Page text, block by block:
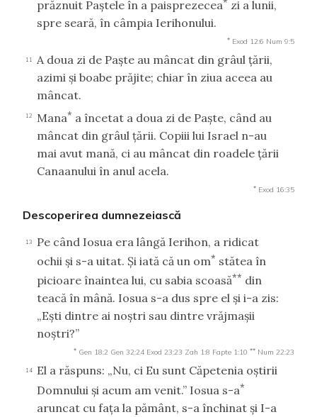
prăznuit Paştele în a paisprezecea zi a lunii,
spre seară, în câmpia Ierihonului.
* Exod 12:6 Num 9:5
11
A doua zi de Paşte au mâncat din grâul ţării,
azimi şi boabe prăjite; chiar în ziua aceea au
mâncat.
12 Mana* a încetat a doua zi de Paşte, când au
mâncat din grâul ţării. Copiii lui Israel n-au
mai avut mană, ci au mâncat din roadele ţării
Canaanului în anul acela.
* Exod 16:35
Descoperirea dumnezeiască
13
Pe când Iosua era lângă Ierihon, a ridicat
ochii şi s-a uitat. Şi iată că un om* stătea în
picioare înaintea lui, cu sabia scoasă** din
teacă în mână. Iosua s-a dus spre el şi i-a zis:
„Eşti dintre ai noştri sau dintre vrăjmaşii
noştri?”
* Gen 18:2 Gen 32:24 Exod 23:23 Zah 1:8 Fapte 1:10 ** Num 22:23
14
El a răspuns: „Nu, ci Eu sunt Căpetenia oştirii
Domnului şi acum am venit.” Iosua s-a*
aruncat cu faţa la pământ, s-a închinat şi I-a